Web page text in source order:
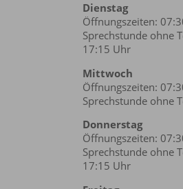
Dienstag
Öffnungszeiten:
Sprechstunde ohne
17:15 Uhr
Mittwoch
Öffnungszeiten:
Sprechstunde ohne
Donnerstag
Öffnungszeiten:
Sprechstunde ohne
17:15 Uhr